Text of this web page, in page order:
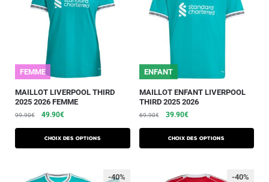
FEMME
MAILLOT LIVERPOOL THIRD
2025 2026 FEMME
99.90€ 49.90€
Choix des options
ENFANT
MAILLOT ENFANT LIVERPOOL
THIRD 2025 2026
69.90€ 39.90€
Choix des options
-40% -40%